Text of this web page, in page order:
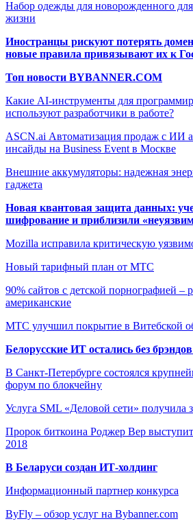
Набор одежды для новорожденного для
жизни
Иностранцы рискуют потерять
новые правила привязывают их к
Топ новости BYBANNER.COM
Какие AI-инструменты для
используют разработчики в работе?
ASCN.ai Автоматизация продаж с ИИ
инсайды на Business Event в Москве
Внешние аккумуляторы: надежная
гаджета
Новая квантовая защита данных:
шифрование и приблизили
Mozilla исправила критическую
Новый тарифный план от МТС
90% сайтов с детской порнографией –
американские
МТС улучшил покрытие в Витебской
Белорусские ИТ остались без
В Санкт-Петербурге состоялся
форум по блокчейну
Услуга SML «Деловой сети» получила
Пророк биткоина Роджер Вер
2018
В Беларуси создан ИТ-холдинг
Информационный партнер конкурса
ByFly – обзор услуг на Bybanner.com